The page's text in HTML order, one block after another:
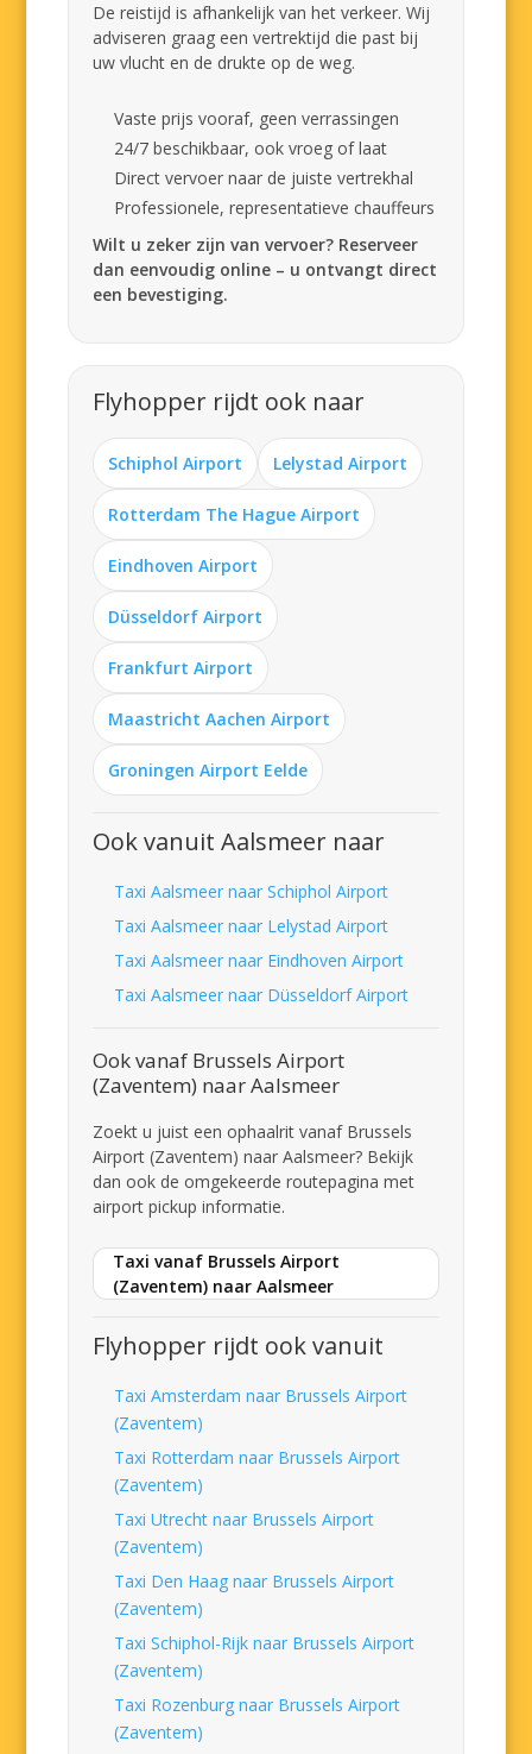
De reistijd is afhankelijk van het verkeer. Wij
adviseren graag een vertrektijd die past bij
uw vlucht en de drukte op de weg.
Vaste prijs vooraf, geen verrassingen
24/7 beschikbaar, ook vroeg of laat
Direct vervoer naar de juiste vertrekhal
Professionele, representatieve chauffeurs
Wilt u zeker zijn van vervoer? Reserveer
dan eenvoudig online – u ontvangt direct
een bevestiging.
Flyhopper rijdt ook naar
Schiphol Airport Lelystad Airport
Rotterdam The Hague Airport
Eindhoven Airport
Düsseldorf Airport
Frankfurt Airport
Maastricht Aachen Airport
Groningen Airport Eelde
Ook vanuit Aalsmeer naar
Taxi Aalsmeer naar Schiphol Airport
Taxi Aalsmeer naar Lelystad Airport
Taxi Aalsmeer naar Eindhoven Airport
Taxi Aalsmeer naar Düsseldorf Airport
Ook vanaf Brussels Airport
(Zaventem) naar Aalsmeer
Zoekt u juist een ophaalrit vanaf Brussels
Airport (Zaventem) naar Aalsmeer? Bekijk
dan ook de omgekeerde routepagina met
airport pickup informatie.
Taxi vanaf Brussels Airport
(Zaventem) naar Aalsmeer
Flyhopper rijdt ook vanuit
Taxi Amsterdam naar Brussels Airport
(Zaventem)
Taxi Rotterdam naar Brussels Airport
(Zaventem)
Taxi Utrecht naar Brussels Airport
(Zaventem)
Taxi Den Haag naar Brussels Airport
(Zaventem)
Taxi Schiphol-Rijk naar Brussels Airport
(Zaventem)
Taxi Rozenburg naar Brussels Airport
(Zaventem)